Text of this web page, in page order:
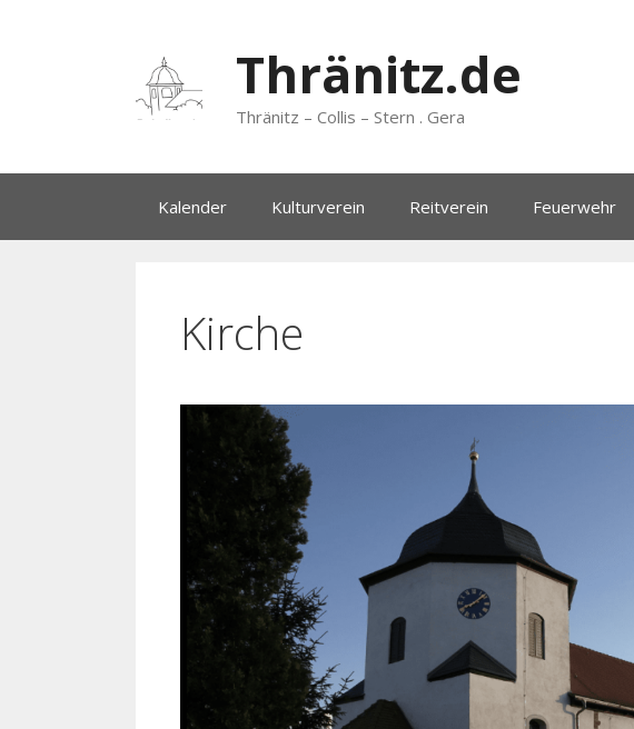
Thränitz.de
Thränitz – Collis – Stern . Gera
Kalender Kulturverein Reitverein Feuerwehr
Kirche